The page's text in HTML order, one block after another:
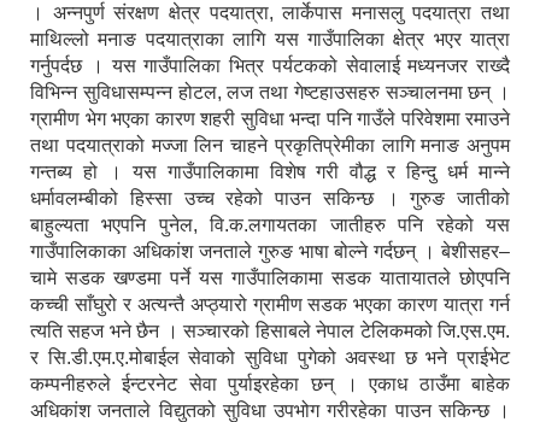
। अन्नपुर्ण संरक्षण क्षेत्र पदयात्रा, लार्केपास मनासलु पदयात्रा तथा
माथिल्लो मनाङ पदयात्राका लागि यस गाउँपालिका क्षेत्र भएर यात्रा
गर्नुपर्दछ । यस गाउँपालिका भित्र पर्यटकको सेवालाई मध्यनजर राख्दै
विभिन्न सुविधासम्पन्न होटल, लज तथा गेष्टहाउसहरु सञ्चालनमा छन् ।
ग्रामीण भेग भएका कारण शहरी सुविधा भन्दा पनि गाउँले परिवेशमा रमाउने
तथा पदयात्राको मज्जा लिन चाहने प्रकृतिप्रेमीका लागि मनाङ अनुपम
गन्तब्य हो । यस गाउँपालिकामा विशेष गरी वौद्ध र हिन्दु धर्म मान्ने
धर्मावलम्बीको हिस्सा उच्च रहेको पाउन सकिन्छ । गुरुङ जातीको
बाहुल्यता भएपनि पुनेल, वि.क.लगायतका जातीहरु पनि रहेको यस
गाउँपालिकाका अधिकांश जनताले गुरुङ भाषा बोल्ने गर्दछन् । बेशीसहर–
चामे सडक खण्डमा पर्ने यस गाउँपालिकामा सडक यातायातले छोएपनि
कच्ची साँघुरो र अत्यन्तै अप्ठ्यारो ग्रामीण सडक भएका कारण यात्रा गर्न
त्यति सहज भने छैन । सञ्चारको हिसाबले नेपाल टेलिकमको जि.एस.एम.
र सि.डी.एम.ए.मोबाईल सेवाको सुविधा पुगेको अवस्था छ भने प्राईभेट
कम्पनीहरुले ईन्टरनेट सेवा पुर्याइरहेका छन् । एकाध ठाउँमा बाहेक
अधिकांश जनताले विद्युतको सुविधा उपभोग गरीरहेका पाउन सकिन्छ ।